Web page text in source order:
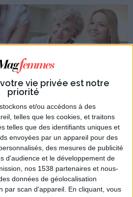
vie privée est notre
priorité
stockons et/ou accédons à des
telles que les cookies, et traitons
telles que des identifiants uniques et
envoyées par un appareil pour des
des mesures de publicité
d'audience et le développement de
nos 1538 partenaires et nous-
données de géolocalisation
par scan d'appareil. En cliquant, vous
pays où les mamans sont
dimanche de mai, cette
Unis. En effet en 1906, une
Jarvis, ayant perdu sa mère